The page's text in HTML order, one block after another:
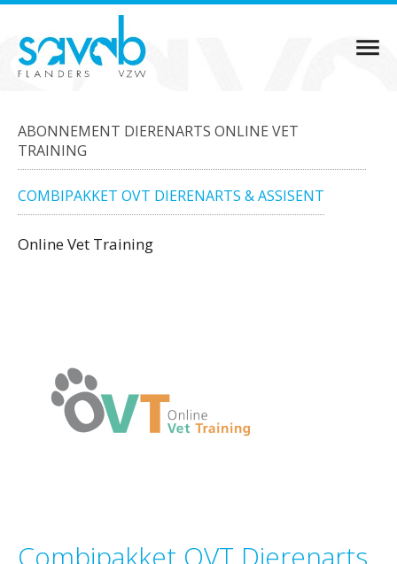
ABONNEMENT DIERENARTS ONLINE VET
TRAINING
COMBIPAKKET OVT DIERENARTS & ASSISENT
Online Vet Training
Combipakket OVT Dierenarts